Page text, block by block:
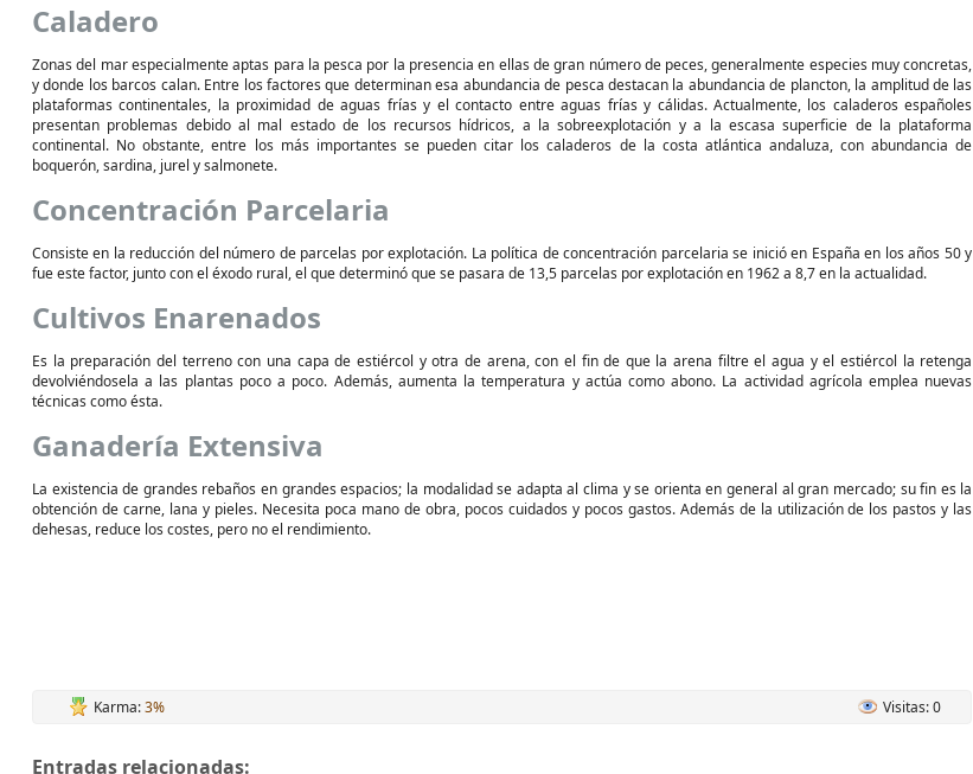
Caladero
Zonas del mar especialmente aptas para la pesca por la presencia en ellas de gran número de peces, generalmente especies muy concretas,
y donde los barcos calan. Entre los factores que determinan esa abundancia de pesca destacan la abundancia de plancton, la amplitud de las
plataformas continentales, la proximidad de aguas frías y el contacto entre aguas frías y cálidas. Actualmente, los caladeros españoles
presentan problemas debido al mal estado de los recursos hídricos, a la sobreexplotación y a la escasa superficie de la plataforma
continental. No obstante, entre los más importantes se pueden citar los caladeros de la costa atlántica andaluza, con abundancia de
boquerón, sardina, jurel y salmonete.
Concentración Parcelaria
Consiste en la reducción del número de parcelas por explotación. La política de concentración parcelaria se inició en España en los años 50 y
fue este factor, junto con el éxodo rural, el que determinó que se pasara de 13,5 parcelas por explotación en 1962 a 8,7 en la actualidad.
Cultivos Enarenados
Es la preparación del terreno con una capa de estiércol y otra de arena, con el fin de que la arena filtre el agua y el estiércol la retenga
devolviéndosela a las plantas poco a poco. Además, aumenta la temperatura y actúa como abono. La actividad agrícola emplea nuevas
técnicas como ésta.
Ganadería Extensiva
La existencia de grandes rebaños en grandes espacios; la modalidad se adapta al clima y se orienta en general al gran mercado; su fin es la
obtención de carne, lana y pieles. Necesita poca mano de obra, pocos cuidados y pocos gastos. Además de la utilización de los pastos y las
dehesas, reduce los costes, pero no el rendimiento.
Karma:3% Visitas: 0
Entradas relacionadas: